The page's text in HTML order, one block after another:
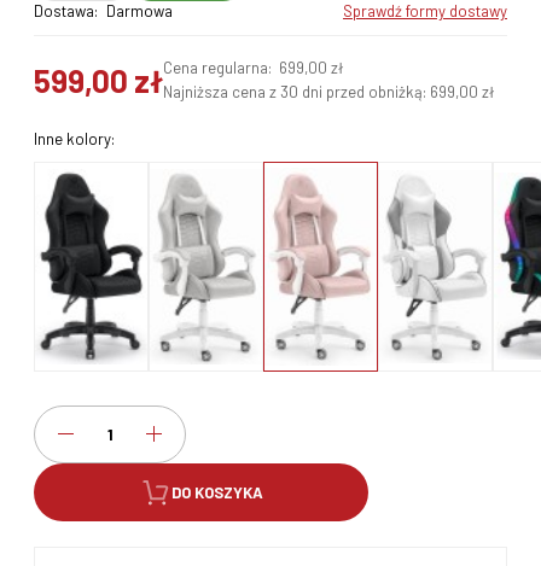
Dostawa:
Darmowa sprawdź formy dostawy
599,00 złCena regularna: 699,00 zł
Najniższa cena z 30 dni przed obniżką: 699,00 zł
Inne kolory:
DO KOSZYKA